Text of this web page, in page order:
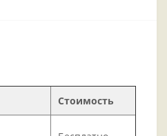
Стоимость